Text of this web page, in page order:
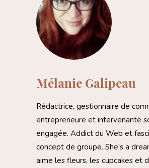
Mélanie Galipeau
Rédactrice, gestionnaire de
entrepreneure et intervenante
engagée. Addict du Web et
concept de groupe. She's a
aime les fleurs, les cupcakes et